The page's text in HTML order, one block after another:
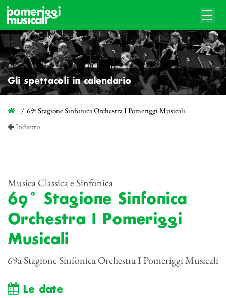
Gli spettacoli in calendario
69ª Stagione Sinfonica Orchestra I Pomeriggi Musicali
Indietro
Musica Classica e Sinfonica
69ª Stagione Sinfonica
Orchestra I Pomeriggi
Musicali
69a Stagione Sinfonica Orchestra I Pomeriggi Musicali
Le date